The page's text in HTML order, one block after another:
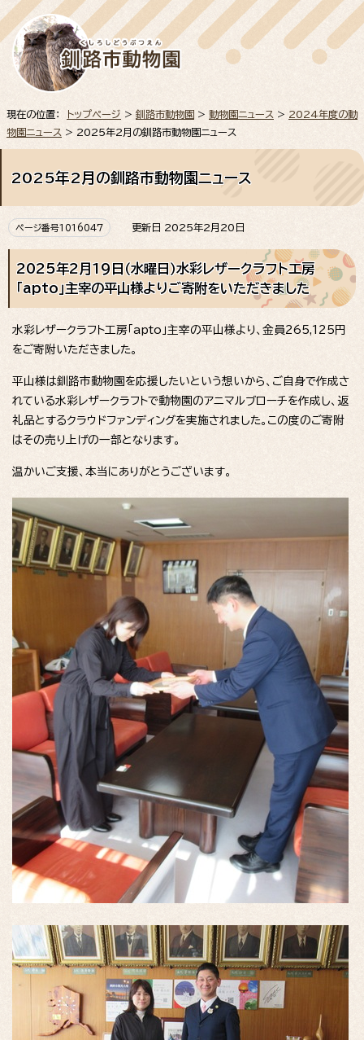
現在の位置： トップページ > 釧路市動物園 > 動物園ニュース > 2024年度の動
物園ニュース > 2025年2月の釧路市動物園ニュース
2025年2月の釧路市動物園ニュース
ページ番号1016047 更新日 2025年2月20日
2025年2月19日（水曜日）水彩レザークラフト工房
「apto」主宰の平山様よりご寄附をいただきました
水彩レザークラフト工房「apto」主宰の平山様より、金員265,125円
をご寄附いただきました。
平山様は釧路市動物園を応援したいという想いから、ご自身で作成さ
れている水彩レザークラフトで動物園のアニマルブローチを作成し、返
礼品とするクラウドファンディングを実施されました。この度のご寄附
はその売り上げの一部となります。
温かいご支援、本当にありがとうございます。